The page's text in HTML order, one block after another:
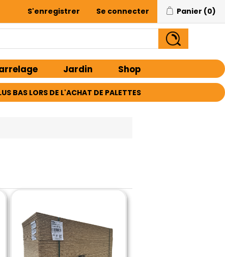
S'enregistrer Se connecter Panier (0)
Jardin Shop
BAS LORS DE L'ACHAT DE PALETTES